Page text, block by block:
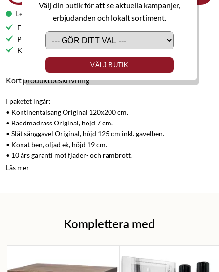
Välj din butik för att se aktuella kampanjer,
erbjudanden och lokalt sortiment.
VÄLJ BUTIK
Leveranstid 5-6 veckor
Fri frakt till butik
Personlig service
Kvalitetsmöbler
Kort produktbeskrivning
I paketet ingår:
• Kontinentalsäng Original 120x200 cm.
• Bäddmadrass Original, höjd 7 cm.
• Slät sänggavel Original, höjd 125 cm inkl. gavelben.
• Konat ben, oljad ek, höjd 19 cm.
• 10 års garanti mot fjäder- och rambrott.
Läs mer
Komplettera med